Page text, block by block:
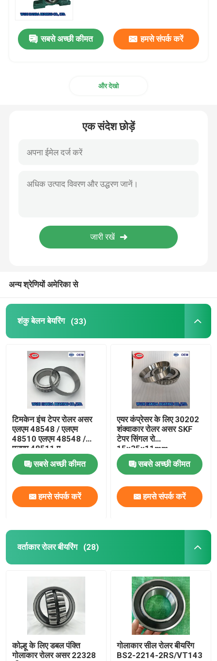
सुई रोलर असर
पतली दीवार असर
एफएजी गोलाकार रोलर असर
एनएसके बॉल बेयरिंग
सबसे अच्छी कीमत हमसे संपर्क करें
और देखो
एक संदेश छोड़ें
अन्य श्रेणियों अमेरिका से
शंकु बेलन बेयरिंग (33)
टिमकेन इंच टेपर रोलर असर
एलएम 48548 / एलएम
48510 एलएम 48548 /
एलएम 48511 ए
सबसे अच्छी कीमत
हमसे संपर्क करें
एयर कंप्रेसर के लिए 30202
शंक्वाकार रोलर असर SKF
टेपर सिंगल रो
15x35x11mm
सबसे अच्छी कीमत
हमसे संपर्क करें
वर्ताकार रोलर बीयरिंग (28)
कोल्हू के लिए डबल पंक्ति
गोलाकार रोलर असर 22328
गोलाकार सील रोलर बीयरिंग
BS2-2214-2RS/VT143